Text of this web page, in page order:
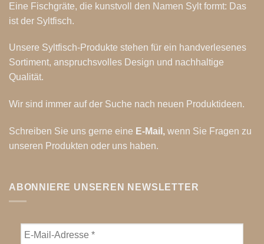
Eine Fischgräte, die kunstvoll den Namen Sylt formt: Das
ist der Syltfisch.
Unsere Syltfisch-Produkte stehen für ein handverlesenes
Sortiment, anspruchsvolles Design und nachhaltige
Qualität.
Wir sind immer auf der Suche nach neuen Produktideen.
Schreiben Sie uns gerne eine E-Mail , wenn Sie Fragen zu
unseren Produkten oder uns haben.
ABONNIERE UNSEREN NEWSLETTER